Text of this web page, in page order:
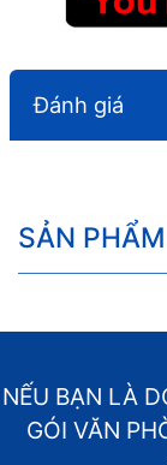
Đánh giá
SẢN
NẾU BẠN LÀ
GÓI VĂN